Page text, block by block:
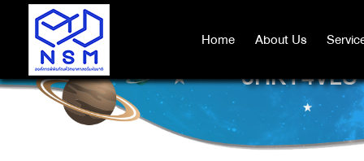
Home About Us Service
Home About Us